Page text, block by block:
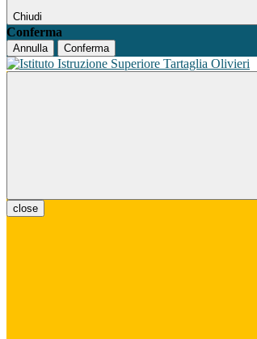
Chiudi
Conferma
Annulla Conferma
close